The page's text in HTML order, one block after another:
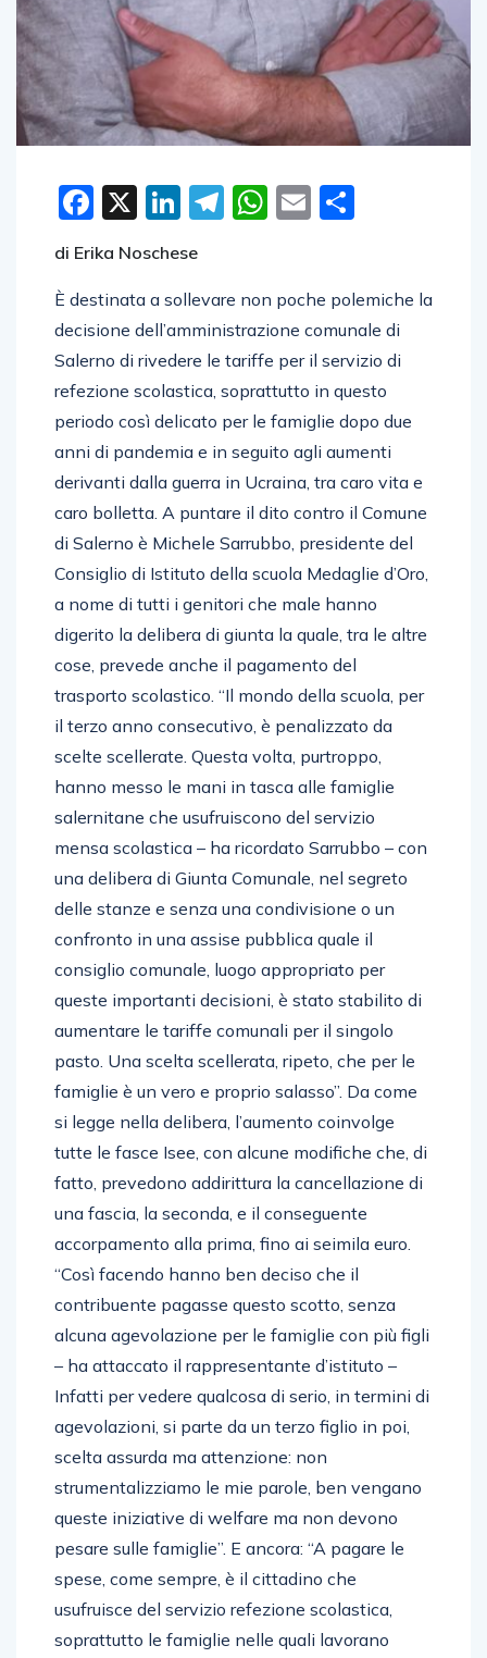
Facebook
X LinkedIn
Telegram
WhatsApp
Email
di Erika Noschese
È destinata a sollevare non poche polemiche la
decisione dell’amministrazione comunale di
Salerno di rivedere le tariffe per il servizio di
refezione scolastica, soprattutto in questo
periodo così delicato per le famiglie dopo due
anni di pandemia e in seguito agli aumenti
derivanti dalla guerra in Ucraina, tra caro vita e
caro bolletta. A puntare il dito contro il Comune
di Salerno è Michele Sarrubbo, presidente del
Consiglio di Istituto della scuola Medaglie d’Oro,
a nome di tutti i genitori che male hanno
digerito la delibera di giunta la quale, tra le altre
cose, prevede anche il pagamento del
trasporto scolastico. “Il mondo della scuola, per
il terzo anno consecutivo, è penalizzato da
scelte scellerate. Questa volta, purtroppo,
hanno messo le mani in tasca alle famiglie
salernitane che usufruiscono del servizio
mensa scolastica – ha ricordato Sarrubbo – con
una delibera di Giunta Comunale, nel segreto
delle stanze e senza una condivisione o un
confronto in una assise pubblica quale il
consiglio comunale, luogo appropriato per
queste importanti decisioni, è stato stabilito di
aumentare le tariffe comunali per il singolo
pasto. Una scelta scellerata, ripeto, che per le
famiglie è un vero e proprio salasso”. Da come
si legge nella delibera, l’aumento coinvolge
tutte le fasce Isee, con alcune modifiche che, di
fatto, prevedono addirittura la cancellazione di
una fascia, la seconda, e il conseguente
accorpamento alla prima, fino ai seimila euro.
“Così facendo hanno ben deciso che il
contribuente pagasse questo scotto, senza
alcuna agevolazione per le famiglie con più figli
– ha attaccato il rappresentante d’istituto –
Infatti per vedere qualcosa di serio, in termini di
agevolazioni, si parte da un terzo figlio in poi,
scelta assurda ma attenzione: non
strumentalizziamo le mie parole, ben vengano
queste iniziative di welfare ma non devono
pesare sulle famiglie”. E ancora: “A pagare le
spese, come sempre, è il cittadino che
usufruisce del servizio refezione scolastica,
soprattutto le famiglie nelle quali lavorano